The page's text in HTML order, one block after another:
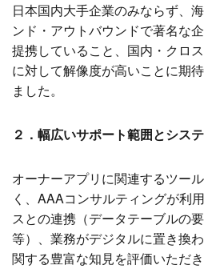
日本国内大手企業のみならず、
ンド・アウトバウンドで著名な
提携していること、国内・クロ
に対して解像度が高いことに期
ました。
２．幅広いサポート範囲とシス
オーナーアプリに関連するツー
く、AAAコンサルティングが利
スとの連携（データテーブルの
等）、業務がデジタルに置き換
関する豊富な知見を評価いただき